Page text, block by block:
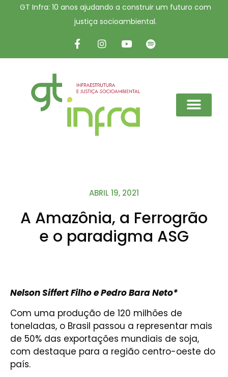
GT Infra: 10 anos ajudando a construir um futuro com
justiça socioambiental.
ABRIL 19, 2021
A Amazônia, a Ferrogrão
e o paradigma ASG
Nelson Siffert Filho e Pedro Bara Neto*
Com uma produção de 120 milhões de
toneladas, o Brasil passou a representar mais
de 50% das exportações mundiais de soja,
com destaque para a região centro-oeste do
país.